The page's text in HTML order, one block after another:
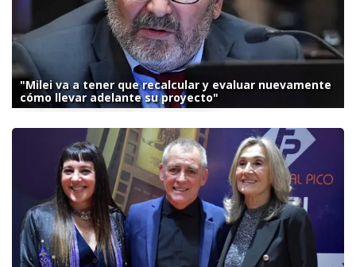
"Milei va a tener que recalcular y evaluar nuevamente
cómo llevar adelante su proyecto"